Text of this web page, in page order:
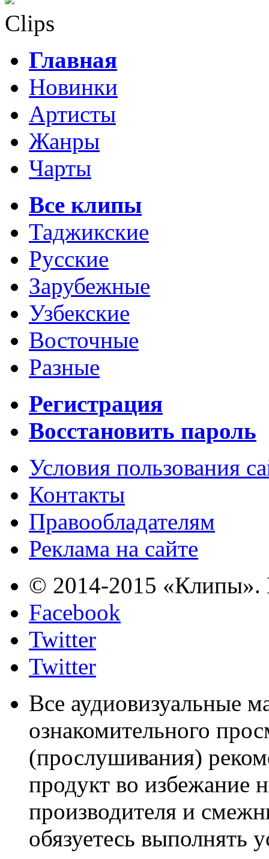
Clips
Главная
Новинки
Артисты
Жанры
Чарты
Все клипы
Таджикские
Русские
Зарубежные
Узбекские
Восточные
Разные
Регистрация
Восстановить пароль
Условия пользования
Контакты
Правообладателям
Реклама на сайте
© 2014-2015 «Клипы».
Facebook
Twitter
Twitter
Все аудиовизуальные
ознакомительного
(прослушивания)
продукт во избежание
производителя и
обязуетесь выполнять